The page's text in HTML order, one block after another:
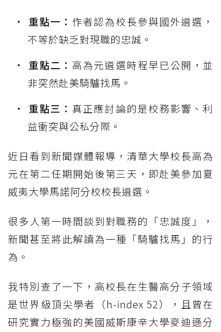
重點一： 作者認為校長參與國外遴選，
不等於缺乏對現職的忠誠。
重點二： 高為元遴選時程早已公開，並
非突然赴美騎驢找馬。
重點三： 真正應討論的是校務影響、利
益衝突與公私分際。
近日看到新聞媒體報導，清華大學校長高為
元在第二任期開始後第三天，即赴美參加夏
威夷大學馬諾阿分校校長遴選。
很多人第一時間談到對職務的「忠誠度」，
新聞甚至將此解讀為一種「騎驢找馬」的行
為。
我特別查了一下，高校長在生醫高分子領域
是世界級頂尖學者（h-index 52），且曾在
研究實力極強的美國威斯康辛大學麥迪遜分